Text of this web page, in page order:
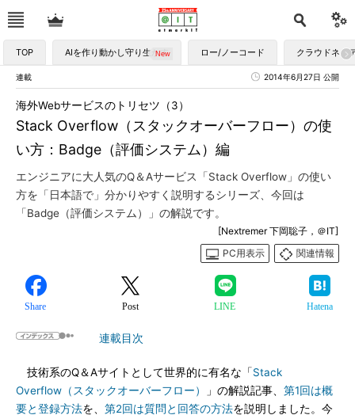
TOP AIを作り動かし守り生かす ロー/ノーコード クラウドネイ
連載 2014年6月27日 公開
Stack Overflow（スタックオーバーフロー）の使
い方：Badge（評価システム）編
海外Webサービスのトリセツ（3）
エンジニアに大人気のQ＆Aサービス「Stack Overflow」の使い
方を「日本語で」分かりやすく説明するシリーズ、今回は
「Badge（評価システム）」の解説です。
[Nextremer 下岡聡子，＠IT]
PC用表示
関連情報
Share Post LINE Hatena
連載目次
技術系のQ＆Aサイトとして世界的に有名な「Stack
Overflow（スタックオーバーフロー）
」の解説記事、 第1回は概
要と登録方法を、 第2回は質問と回答の方法を説明しました。今